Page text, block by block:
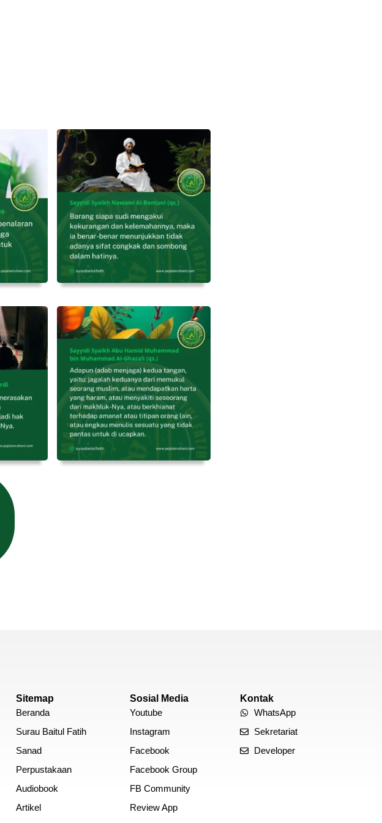
Sitemap
Beranda
Surau Baitul Fatih
Sanad
Perpustakaan
Audiobook
Artikel
Sosial Media
Youtube
Instagram
Facebook
Facebook Group
FB Community
Review App
Kontak
WhatsApp
Sekretariat
Developer